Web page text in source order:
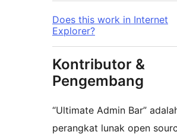
Does this work in Internet
Explorer?
Kontributor &
Pengembang
“Ultimate Admin Bar”
perangkat lunak open